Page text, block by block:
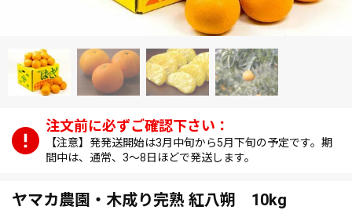
【注意】発発送開始は3月中旬から5月下旬の予定です。期
間中は、通常、3～8日ほどで発送します。
ヤマカ農園・木成り完熟 紅八朔 10kg